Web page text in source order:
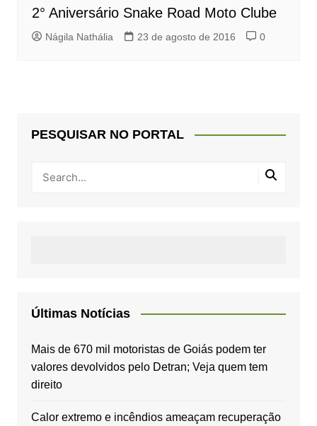
2° Aniversário Snake Road Moto Clube
Nágila Nathália 23 de agosto de 2016 0
PESQUISAR NO PORTAL
Últimas Notícias
Mais de 670 mil motoristas de Goiás podem ter
valores devolvidos pelo Detran; Veja quem tem
direito
Calor extremo e incêndios ameaçam recuperação